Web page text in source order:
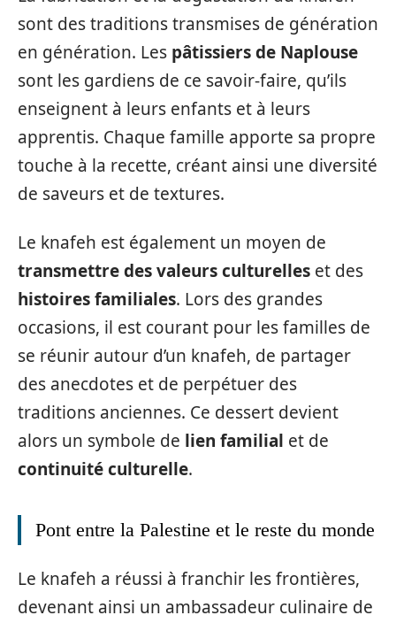
sont des traditions transmises de génération
en génération. Les pâtissiers de Naplouse
sont les gardiens de ce savoir-faire, qu’ils
enseignent à leurs enfants et à leurs
apprentis. Chaque famille apporte sa propre
touche à la recette, créant ainsi une diversité
de saveurs et de textures.
Le knafeh est également un moyen de
transmettre des valeurs culturelles et des
histoires familiales. Lors des grandes
occasions, il est courant pour les familles de
se réunir autour d’un knafeh, de partager
des anecdotes et de perpétuer des
traditions anciennes. Ce dessert devient
alors un symbole de lien familial et de
continuité culturelle.
Pont entre la Palestine et le reste du monde
Le knafeh a réussi à franchir les frontières,
devenant ainsi un ambassadeur culinaire de